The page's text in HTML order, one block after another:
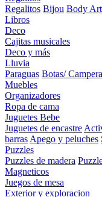
Regalitos Bijou Body Art
Libros
Deco
Cajitas musicales
Deco y más
Lluvia
Paraguas Botas/
Muebles
Organizadores
Ropa de cama
Juguetes Bebe
Juguetes de encastre
barras Apego y peluches
Puzzles
Puzzles de madera
Magneticos
Juegos de mesa
Exterior y exploracion